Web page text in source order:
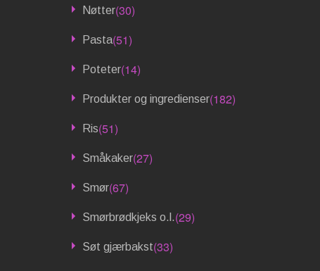
Nøtter(30)
Pasta(51)
Poteter(14)
Produkter og ingredienser(182)
Ris(51)
Småkaker(27)
Smør(67)
Smørbrødkjeks o.l.(29)
Søt gjærbakst(33)